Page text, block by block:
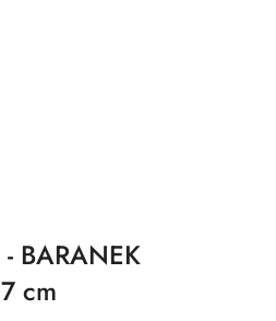
BARANEK
cm